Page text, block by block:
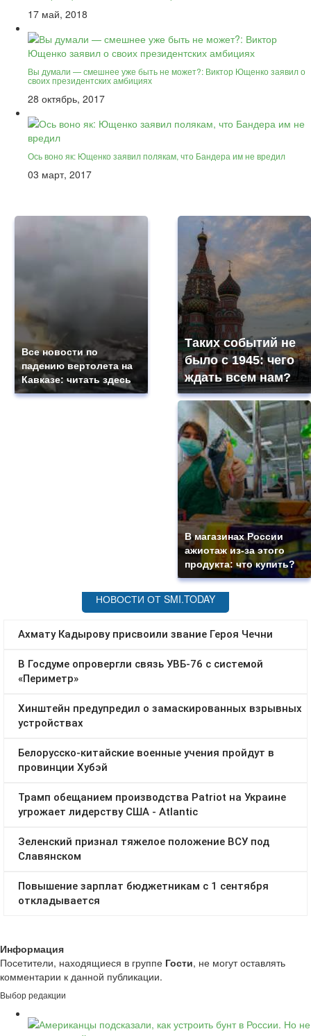
17 май, 2018
Вы думали — смешнее уже быть не может?: Виктор Ющенко заявил о
своих президентских амбициях
28 октябрь, 2017
Ось воно як: Ющенко заявил полякам, что Бандера им не вредил
03 март, 2017
Все новости по
падению вертолета на
Кавказе: читать здесь
Таких событий не
было с 1945: чего
ждать всем нам?
В магазинах России
ажиотаж из-за этого
продукта: что купить?
Информация
Посетители, находящиеся в группе Гости, не могут оставлять
комментарии к данной публикации.
Выбор редакции